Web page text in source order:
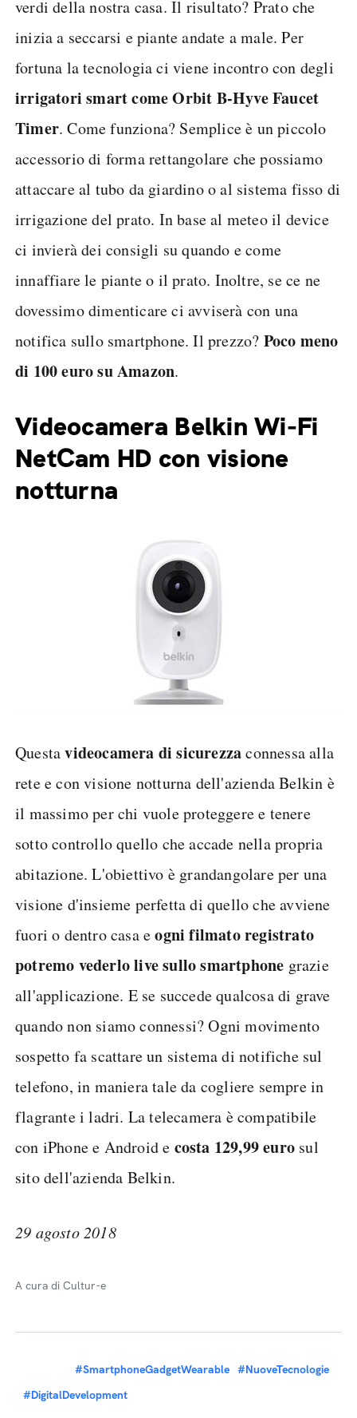
verdi della nostra casa. Il risultato? Prato che
inizia a seccarsi e piante andate a male. Per
fortuna la tecnologia ci viene incontro con degli
irrigatori smart come Orbit B-Hyve Faucet
Timer. Come funziona? Semplice è un piccolo
accessorio di forma rettangolare che possiamo
attaccare al tubo da giardino o al sistema fisso di
irrigazione del prato. In base al meteo il device
ci invierà dei consigli su quando e come
innaffiare le piante o il prato. Inoltre, se ce ne
dovessimo dimenticare ci avviserà con una
notifica sullo smartphone. Il prezzo? Poco meno
di 100 euro su Amazon.
Videocamera Belkin Wi-Fi
NetCam HD con visione
notturna
Questavideocamera di sicurezzaconnessa alla
rete e con visione notturna dell'azienda Belkin è
il massimo per chi vuole proteggere e tenere
sotto controllo quello che accade nella propria
abitazione. L'obiettivo è grandangolare per una
visione d'insieme perfetta di quello che avviene
fuori o dentro casa eogni filmato registrato
potremo vederlo live sullo smartphone grazie
all'applicazione. E se succede qualcosa di grave
quando non siamo connessi? Ogni movimento
sospetto fa scattare un sistema di notifiche sul
telefono, in maniera tale da cogliere sempre in
flagrante i ladri. La telecamera è compatibile
con iPhone e Android e costa 129,99 euro sul
sito dell'azienda Belkin.
29 agosto 2018
A cura di Cultur-e
#SmartphoneGadgetWearable #NuoveTecnologie
#DigitalDevelopment